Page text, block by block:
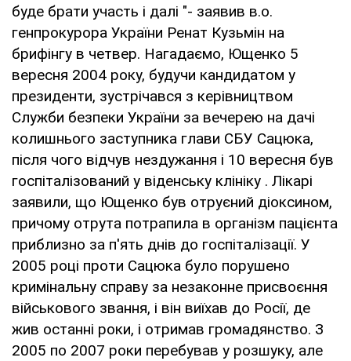
буде брати участь і далі "- заявив в.о.
генпрокурора України Ренат Кузьмін на
брифінгу в четвер. Нагадаємо, Ющенко 5
вересня 2004 року, будучи кандидатом у
президенти, зустрічався з керівництвом
Служби безпеки України за вечерею на дачі
колишнього заступника глави СБУ Сацюка,
після чого відчув нездужання і 10 вересня був
госпіталізований у віденську клініку . Лікарі
заявили, що Ющенко був отруєний діоксином,
причому отрута потрапила в організм пацієнта
приблизно за п'ять днів до госпіталізації. У
2005 році проти Сацюка було порушено
кримінальну справу за незаконне присвоєння
військового звання, і він виїхав до Росії, де
жив останні роки, і отримав громадянство. З
2005 по 2007 роки перебував у розшуку, але